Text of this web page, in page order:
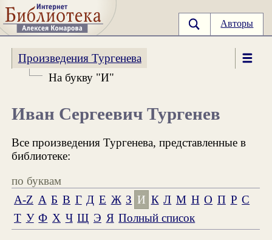
Авторы
Произведения Тургенева
На букву "И"
Иван Сергеевич Тургенев
Все произведения Тургенева, представленные в
библиотеке:
по буквам
A-Z А Б В Г Д Е Ж З И К Л М Н О П Р С
Т У Ф Х Ч Щ Э Я Полный список